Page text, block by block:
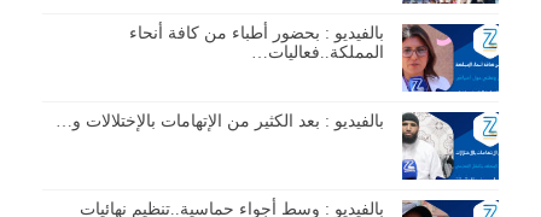
بالفيديو : بحضور أطباء من كافة أنحاء
المملكة..فعاليات…
بالفيديو : بعد الكثير من الإتهامات بالإختلالات و…
بالفيديو : وسط أجواء حماسية..تنظيم نهائيات